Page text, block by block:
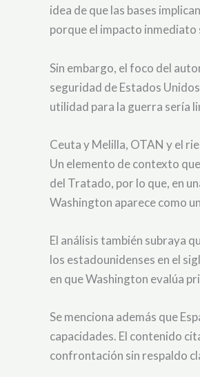
idea de que las bases
porque el impacto
Sin embargo, el foco del
seguridad de Estados
utilidad para la guerra sería
Ceuta y Melilla, OTAN y el
Un elemento de contexto
del Tratado, por lo que, en
Washington aparece como
El análisis también subraya
los estadounidenses en el
en que Washington evalúa
Se menciona además que
capacidades. El contenido
confrontación sin respaldo